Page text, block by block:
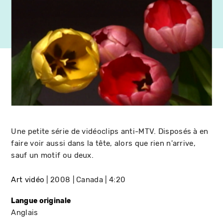
Une petite série de vidéoclips anti-MTV. Disposés à en
faire voir aussi dans la tête, alors que rien n'arrive,
sauf un motif ou deux.
Art vidéo 2008 Canada 4:20
Langue originale
Anglais